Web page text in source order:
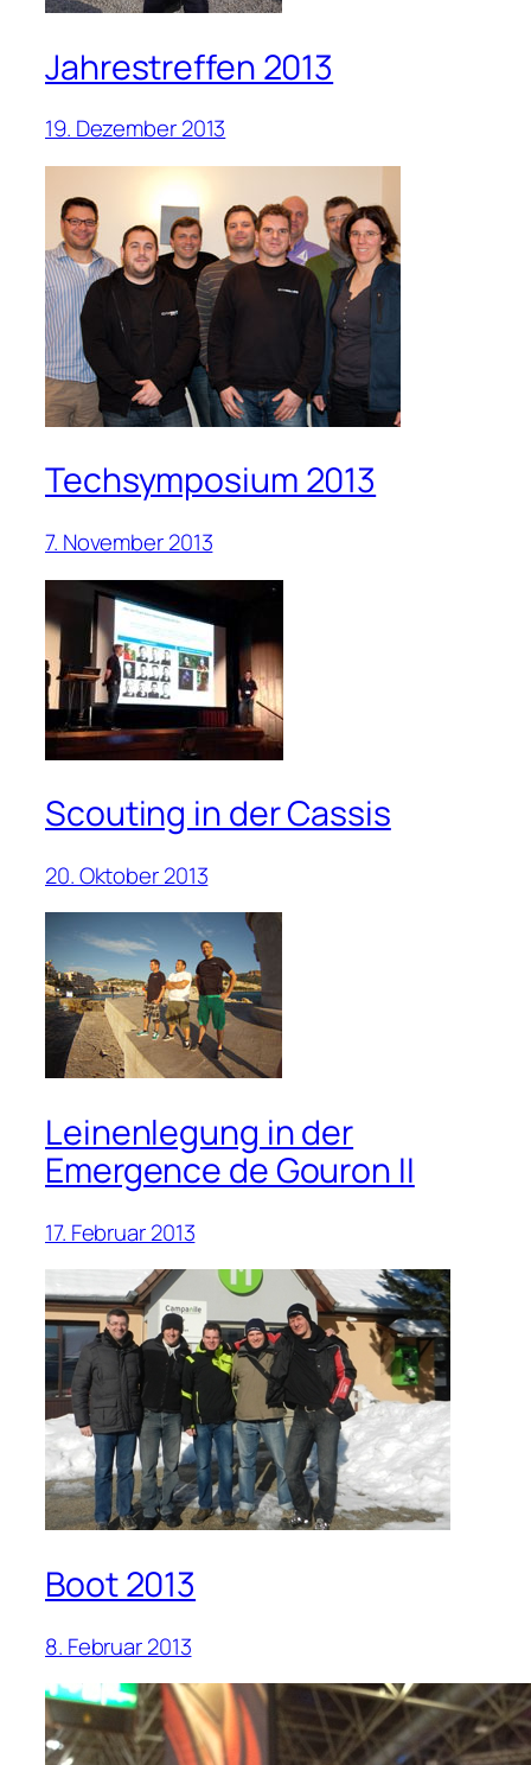
Jahrestreffen 2013
19. Dezember 2013
Techsymposium 2013
7. November 2013
Scouting in der Cassis
20. Oktober 2013
Leinenlegung in der
Emergence de Gouron II
17. Februar 2013
Boot 2013
8. Februar 2013